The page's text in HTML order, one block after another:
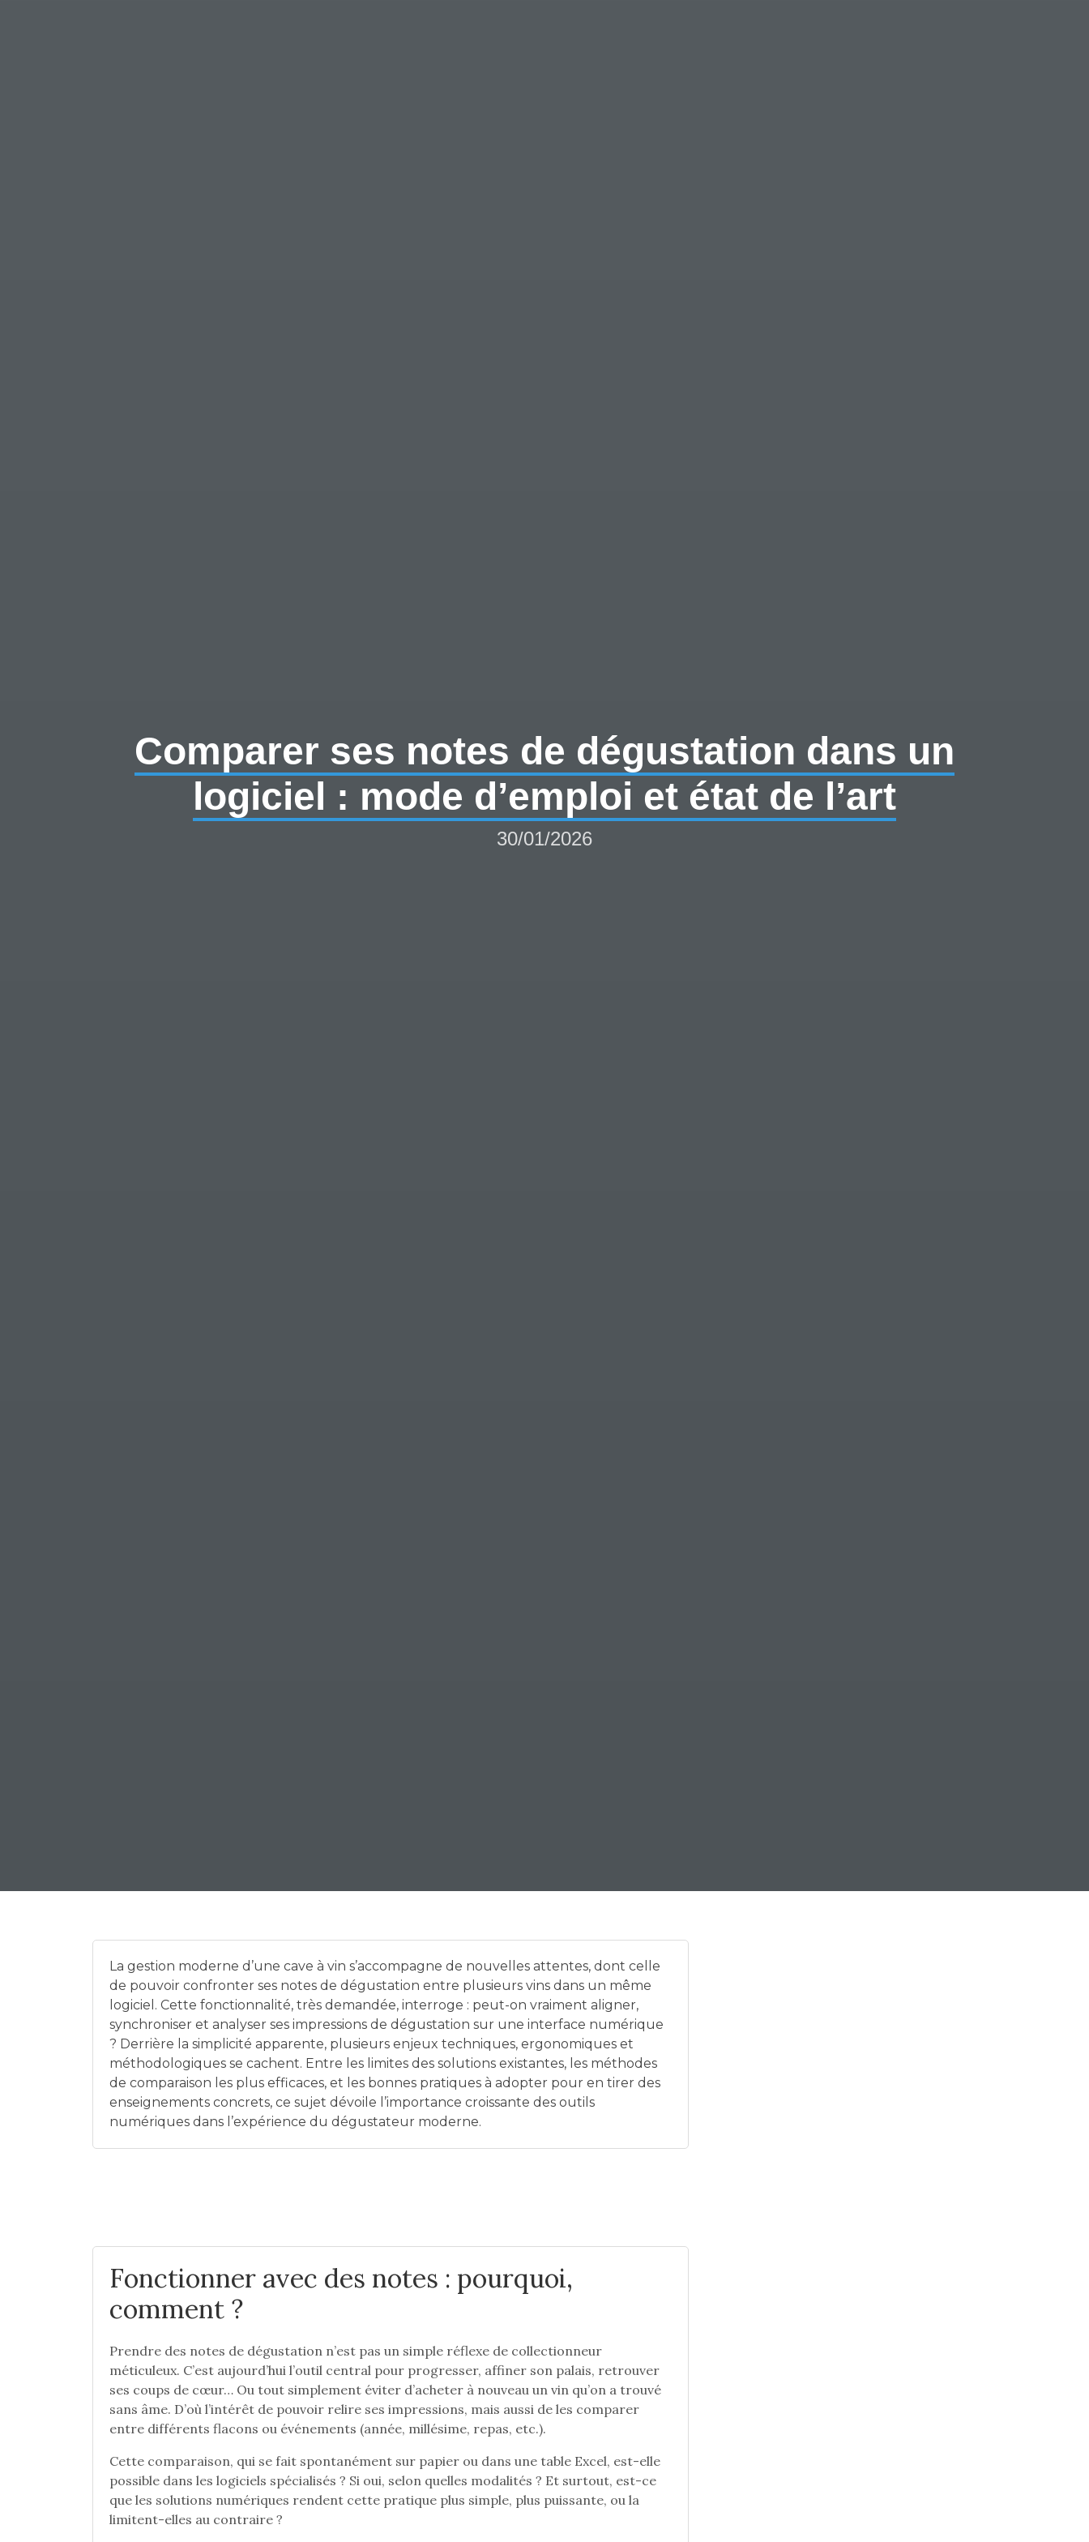
Comparer ses notes de dégustation dans un
logiciel : mode d’emploi et état de l’art
30/01/2026
La gestion moderne d’une cave à vin s’accompagne de nouvelles attentes, dont celle
de pouvoir confronter ses notes de dégustation entre plusieurs vins dans un même
logiciel. Cette fonctionnalité, très demandée, interroge : peut-on vraiment aligner,
synchroniser et analyser ses impressions de dégustation sur une interface numérique
? Derrière la simplicité apparente, plusieurs enjeux techniques, ergonomiques et
méthodologiques se cachent. Entre les limites des solutions existantes, les méthodes
de comparaison les plus efficaces, et les bonnes pratiques à adopter pour en tirer des
enseignements concrets, ce sujet dévoile l’importance croissante des outils
numériques dans l’expérience du dégustateur moderne.
Fonctionner avec des notes : pourquoi,
comment ?
Prendre des notes de dégustation n’est pas un simple réflexe de collectionneur
méticuleux. C’est aujourd’hui l’outil central pour progresser, affiner son palais, retrouver
ses coups de cœur… Ou tout simplement éviter d’acheter à nouveau un vin qu’on a trouvé
sans âme. D’où l’intérêt de pouvoir relire ses impressions, mais aussi de les comparer
entre différents flacons ou événements (année, millésime, repas, etc.).
Cette comparaison, qui se fait spontanément sur papier ou dans une table Excel, est-elle
possible dans les logiciels spécialisés ? Si oui, selon quelles modalités ? Et surtout, est-ce
que les solutions numériques rendent cette pratique plus simple, plus puissante, ou la
limitent-elles au contraire ?